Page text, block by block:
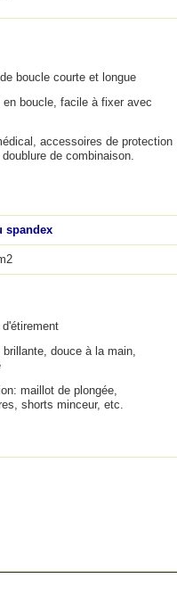
boucle courte et longue
en boucle, facile à fixer avec
accessoires de protection
de combinaison.
spandex
brillante, douce à la main,
maillot de plongée,
shorts minceur, etc.